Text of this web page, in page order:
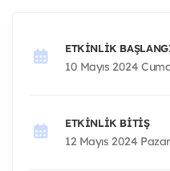
ETKINLIK
10 Mayıs 2024
ETKINLIK BITIŞ
12 Mayıs 2024